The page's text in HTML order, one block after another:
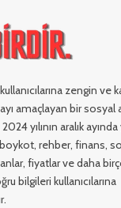
zengin ve
amaçlayan bir sosyal
yılının aralık
rehber, finans,
fiyatlar ve daha
bilgileri kullanıcılarına